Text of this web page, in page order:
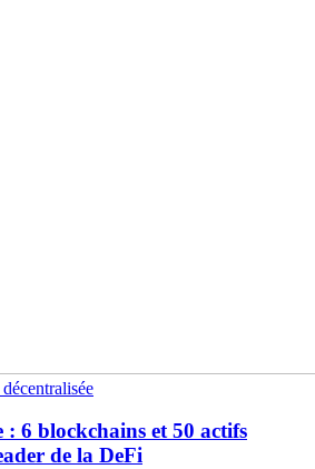
: 6 blockchains et 50 actifs
de la DeFi